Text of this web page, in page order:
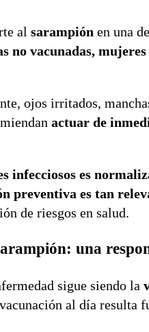
al sarampión en una
no vacunadas,
ojos irritados,
actuar de
infecciosos es
preventiva es tan
de riesgos en salud.
una
sigue siendo la
al día resulta